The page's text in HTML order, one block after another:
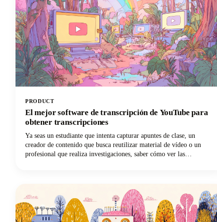
PRODUCT
El mejor software de transcripción de YouTube para
obtener transcripciones
Ya seas un estudiante que intenta capturar apuntes de clase, un
creador de contenido que busca reutilizar material de vídeo o un
profesional que realiza investigaciones, saber cómo ver las